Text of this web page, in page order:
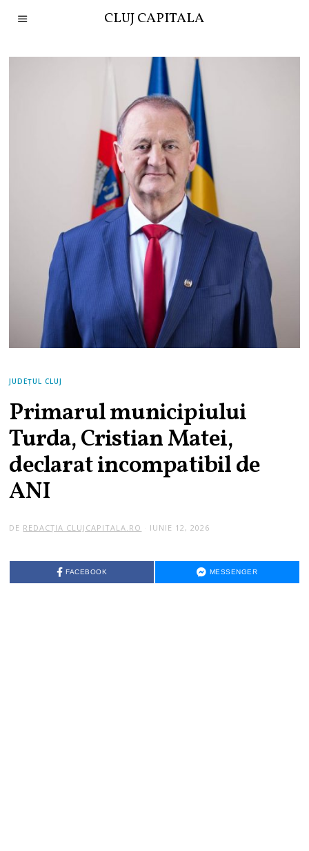
CLUJ CAPITALA
JUDEȚUL CLUJ
Primarul municipiului
Turda, Cristian Matei,
declarat incompatibil de
ANI
DE REDACȚIA CLUJCAPITALA.RO IUNIE 12, 2026
FACEBOOK MESSENGER